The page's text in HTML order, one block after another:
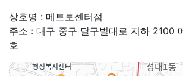
상호명 : 메트로센터점
주소 : 대구 중구 달구벌대로 지하 2100
호